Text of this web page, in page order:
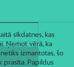
sīkdatnes, kas
Ņemot vērā, ka
izmantotas, šo
prasīta. Papildus